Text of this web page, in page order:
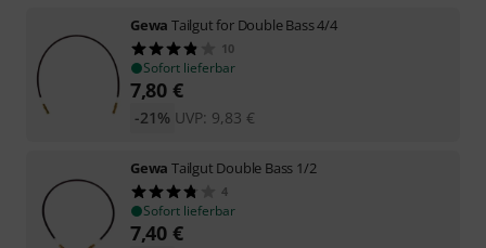
Gewa Tailgut for Double Bass 4/4
10
Sofort lieferbar
7,80 €
UVP: 9,83 €
-21%
Gewa Tailgut Double Bass 1/2
4
Sofort lieferbar
7,40 €